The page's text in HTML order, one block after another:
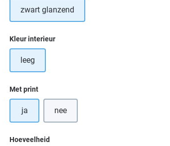
zwart glanzend
Selecteer
Kleur interieur
leeg
Selecteer
Met print
ja nee
Hoeveelheid